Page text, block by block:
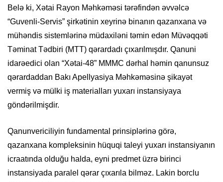
Belə ki, Xətai Rayon Məhkəməsi tərəfindən əvvəlcə
“Guvenli-Servis” şirkətinin xeyrinə binanın qazanxana və
mühəndis sistemlərinə müdaxiləni təmin edən Müvəqqəti
Təminat Tədbiri (MTT) qərardadı çıxarılmışdır. Qanuni
idarəedici olan “Xətai-48” MMMC dərhal həmin qanunsuz
qərardaddan Bakı Apellyasiya Məhkəməsinə şikayət
vermiş və mülki iş materialları yuxarı instansiyaya
göndərilmişdir.
​Qanunvericiliyin fundamental prinsiplərinə görə,
qazanxana kompleksinin hüquqi taleyi yuxarı instansiyanın
icraatında olduğu halda, eyni predmet üzrə birinci
instansiyada paralel qərar çıxarıla bilməz. Lakin borclu